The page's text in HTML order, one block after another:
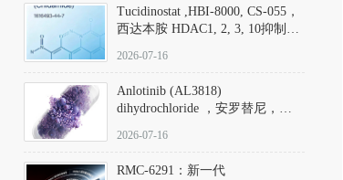
Tucidinostat ,HBI-8000, CS-055，
西达本胺 HDAC1, 2, 3, 10抑制剂
D808567) - DKM活性分子
2026-07-16
Anlotinib (AL3818)
dihydrochloride ，安罗替尼，
Hydrochloride实验方法步骤SOP
2026-07-16
RMC-6291：新一代